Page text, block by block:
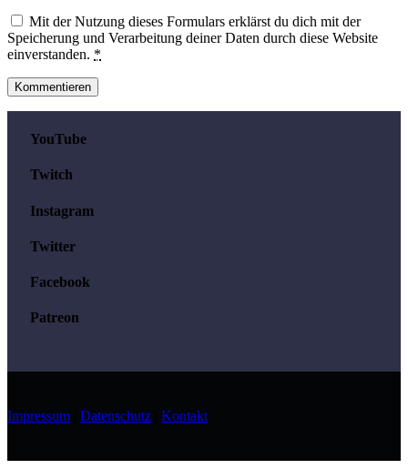
Mit der Nutzung dieses Formulars erklärst du dich mit der
Speicherung und Verarbeitung deiner Daten durch diese Website
einverstanden. *
YouTube
Twitch
Instagram
Twitter
Facebook
Patreon
Impressum Datenschutz Kontakt